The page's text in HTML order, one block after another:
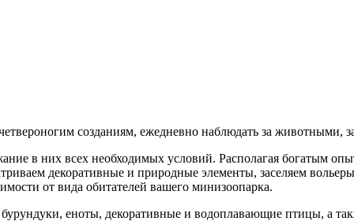
созданиям, ежедневно наблюдать за животными,
в них всех необходимых условий. Располагая богатым
декоративные и природные элементы, заселяем
от вида обитателей вашего минизоопарка.
еноты, декоративные и водоплавающие птицы, а